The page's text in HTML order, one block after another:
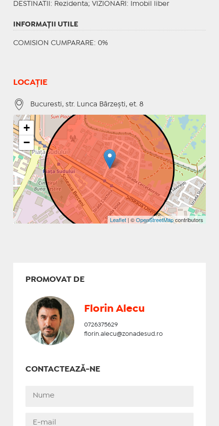
DESTINATII : Rezidenta; VIZIONARI : Imobil liber
INFORMAŢII UTILE
COMISION CUMPARARE: 0%
LOCAȚIE
Bucuresti, str. Lunca Bârzeşti, et. 8
+
−
Leaflet | ©OpenStreetMapcontributors
PROMOVAT DE
Florin Alecu
0726375629
florin.alecu@zonadesud.ro
CONTACTEAZĂ-NE